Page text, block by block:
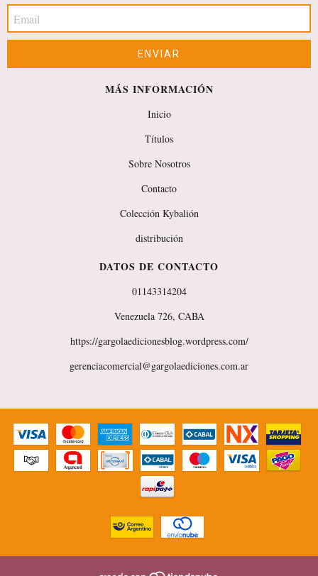
MÁS INFORMACIÓN
Inicio
Títulos
Sobre Nosotros
Contacto
Colección Kybalión
distribución
DATOS DE CONTACTO
01143314204
Venezuela 726, CABA
https://gargolaedicionesblog.wordpress.com/
gerenciacomercial@gargolaediciones.com.ar